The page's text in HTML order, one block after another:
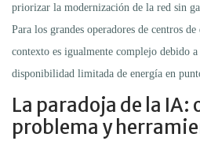
priorizar la modernización de la red sin
Para los grandes operadores de centros
contexto es igualmente complejo debido
disponibilidad limitada de energía en
La paradoja de la IA:
problema y